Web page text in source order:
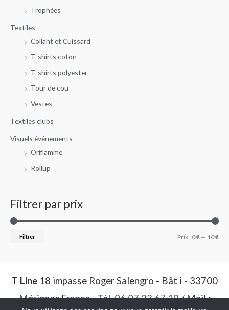
Trophées
Textiles
Collant et Cuissard
T-shirts coton
T-shirts polyester
Tour de cou
Vestes
Textiles clubs
Visuels événements
Oriflamme
Rollup
Filtrer par prix
Filtrer Prix : 0 € — 10 €
T Line 18 impasse Roger Salengro - Bât i - 33700
Mérignac France - Tél.06 07 23 67 19/ Mail :